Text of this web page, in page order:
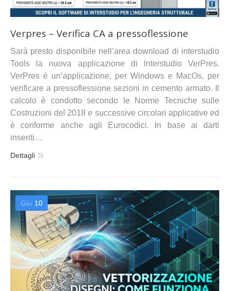
Verpres – Verifica CA a pressoflessione
Sarà presto disponibile nell’area download di interstudio
Tools la nuova applicazione di Interstudio VerPres.
VerPres è un’applicazione, per Windows e MacOs, per
verificare a pressoflessione sezioni in cemento armato. Il
calcolo è condotto secondo le Norme Tecniche sulle
Costruzioni del 2018 e successive circolari applicative ed
è conforme anche agli Eurocodici. In base ai darti
inseriti…
Dettagli
Giu 10